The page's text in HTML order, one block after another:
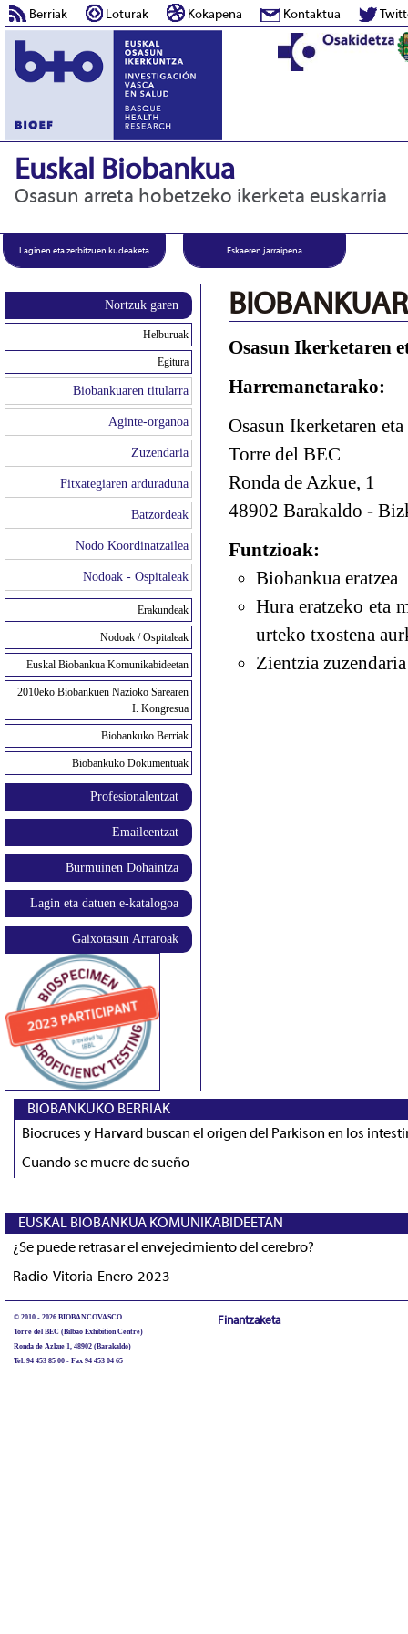
Berriak Loturak Kokapena Kontaktua
Euskal Biobankua
Osasun arreta hobetzeko ikerketa euskarria
Laginen eta zerbitzuen kudeaketa Eskaeren jarraipena
Nortzuk garen
Helburuak
Egitura
Biobankuaren titularra
Aginte-organoa
Zuzendaria
Fitxategiaren arduraduna
Batzordeak
Nodo Koordinatzailea
Nodoak - Ospitaleak
Erakundeak
Nodoak / Ospitaleak
Euskal Biobankua Komunikabideetan
2010eko Biobankuen Nazioko Sarearen
I. Kongresua
Biobankuko Berriak
Biobankuko Dokumentuak
Profesionalentzat
Emaileentzat
Burmuinen Dohaintza
Lagin eta datuen e-katalogoa
Gaixotasun Arraroak
Osasun Ikerketaren
Harremanetarako:
Osasun Ikerketaren
Torre del BEC
Ronda de Azkue, 1
48902 Barakaldo -
Funtzioak:
Biobankua eratzea
Hura eratzeko eta
urteko txostena
Zientzia
BIOBANKUKO BERRIAK
Biocruces y Harvard buscan el origen del Parkison en los
Cuando se muere de sueño
EUSKAL BIOBANKUA KOMUNIKABIDEETAN
¿Se puede retrasar el envejecimiento del cerebro?
Radio-Vitoria-Enero-2023
© 2010 - 2026 BIOBANCOVASCO
Torre del BEC (Bilbao Exhibition Centre)
Ronda de Azkue 1, 48902 (Barakaldo)
Tel. 94 453 85 00 - Fax 94 453 04 65
Finantzaketa